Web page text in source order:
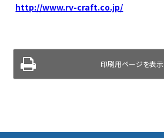
http://www.rv-craft.co.jp/
印刷用ページを表示